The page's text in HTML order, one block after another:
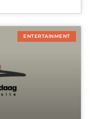
ENTERTAINMENT